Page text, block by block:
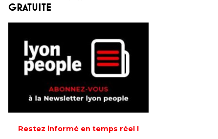
GRATUITE
Restez informé en temps réel !